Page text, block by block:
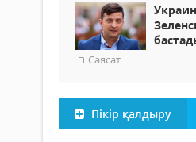
Саясат
Пікір қалдыру